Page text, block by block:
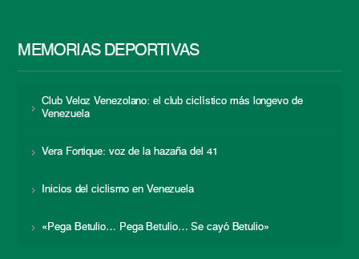
MEMORIAS DEPORTIVAS
Club Veloz Venezolano: el club ciclístico más longevo de
Venezuela
Vera Fortique: voz de la hazaña del 41
Inicios del ciclismo en Venezuela
«Pega Betulio… Pega Betulio… Se cayó Betulio»